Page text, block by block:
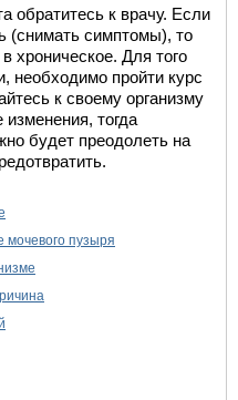
обратитесь к врачу. Если
(снимать симптомы), то
хроническое. Для того
необходимо пройти курс
к своему организму
тогда
будет преодолеть на
мочевого пузыря